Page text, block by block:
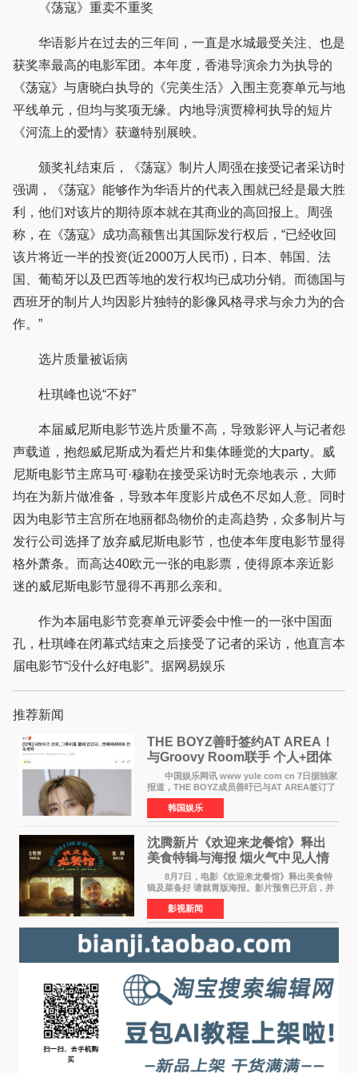
《荡寇》重卖不重奖
华语影片在过去的三年间，一直是水城最受关注、也是
获奖率最高的电影军团。本年度，香港导演余力为执导的
《荡寇》与唐晓白执导的《完美生活》入围主竞赛单元与地
平线单元，但均与奖项无缘。内地导演贾樟柯执导的短片
《河流上的爱情》获邀特别展映。
颁奖礼结束后，《荡寇》制片人周强在接受记者采访时
强调，《荡寇》能够作为华语片的代表入围就已经是最大胜
利，他们对该片的期待原本就在其商业的高回报上。周强
称，在《荡寇》成功高额售出其国际发行权后，“已经收回
该片将近一半的投资(近2000万人民币)，日本、韩国、法
国、葡萄牙以及巴西等地的发行权均已成功分销。而德国与
西班牙的制片人均因影片独特的影像风格寻求与余力为的合
作。”
选片质量被诟病
杜琪峰也说“不好”
本届威尼斯电影节选片质量不高，导致影评人与记者怨
声载道，抱怨威尼斯成为看烂片和集体睡觉的大party。威
尼斯电影节主席马可·穆勒在接受采访时无奈地表示，大师
均在为新片做准备，导致本年度影片成色不尽如人意。同时
因为电影节主宫所在地丽都岛物价的走高趋势，众多制片与
发行公司选择了放弃威尼斯电影节，也使本年度电影节显得
格外萧条。而高达40欧元一张的电影票，使得原本亲近影
迷的威尼斯电影节显得不再那么亲和。
作为本届电影节竞赛单元评委会中惟一的一张中国面
孔，杜琪峰在闭幕式结束之后接受了记者的采访，他直言本
届电影节“没什么好电影”。据网易娱乐
推荐新闻
THE BOYZ善旴签约AT AREA！
与Groovy Room联手 个人+团体
活动并行
中国娱乐网讯 www yule com cn 7日据独家
报道，THE BOYZ成员善旴已与AT AREA签订了
专属合约。AT AREA是由知名制作人组合
Groovy Room创立的hip-hop厂牌，旗下拥有多
位实力派音乐人，在韩
韩国娱乐
沈腾新片《欢迎来龙餐馆》释出
美食特辑与海报 烟火气中见人情
温暖
8月7日，电影《欢迎来龙餐馆》释出美食特
辑及菜备好 请就胃版海报。影片预售已开启，并
将于8月8日至10日14:00-21:00举行全国超前点
映。电影《欢迎来龙餐馆》作为战争美食喜剧大
片，讲述了中国
影视新闻